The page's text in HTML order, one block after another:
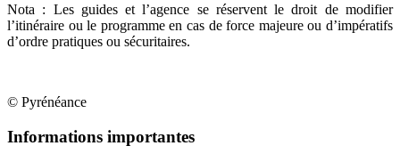
Nota : Les guides et l’agence se réservent le droit de modifier
l’itinéraire ou le programme en cas de force majeure ou d’impératifs
d’ordre pratiques ou sécuritaires.
© Pyrénéance
Informations importantes